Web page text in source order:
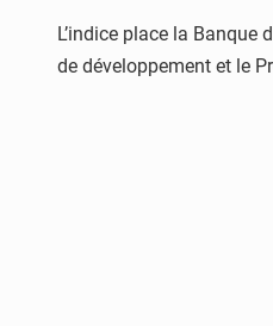
L’indice place la
de développement et le